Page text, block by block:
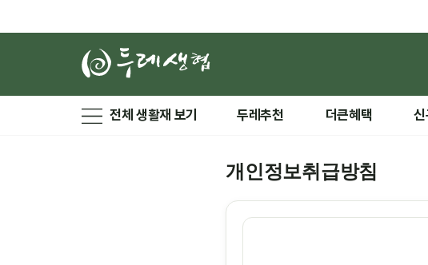
전체 생활재 보기 두레추천 더큰혜택 신
개인정보취급방침